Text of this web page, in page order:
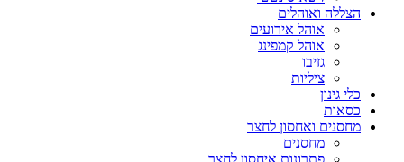
הצללה ואוהלים
אוהל אירועים
אוהל קמפינג
גזיבו
ציליות
כלי גינון
כסאות
מחסנים ואחסון לחצר
מחסנים